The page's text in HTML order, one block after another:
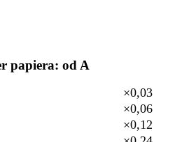
papiera: od A
×0,03
×0,06
×0,12